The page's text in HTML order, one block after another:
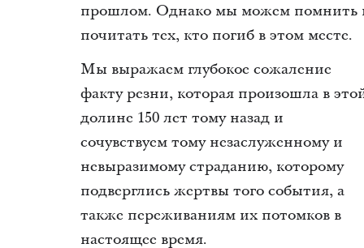
прошлом. Однако мы можем помнить
почитать тех, кто погиб в этом месте.
Мы выражаем глубокое сожаление
факту резни, которая произошла в
долине 150 лет тому назад и
сочувствуем тому незаслуженному и
невыразимому страданию, которому
подверглись жертвы того события, а
также переживаниям их потомков в
настоящее время.